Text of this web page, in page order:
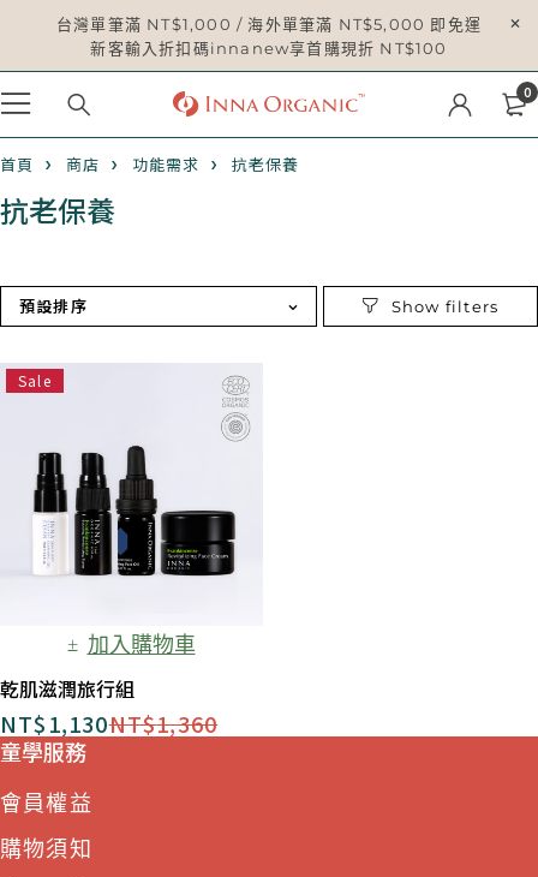
台灣單筆滿 NT$1,000 / 海外單筆滿 NT$5,000 即免運
新客輸入折扣碼innanew享首購現折 NT$100
0
首頁 商店 功能需求 抗老保養
抗老保養
預設排序
Sale
加入購物車
乾肌滋潤旅行組
NT$1,360
NT$1,130
童學服務
會員權益
購物須知